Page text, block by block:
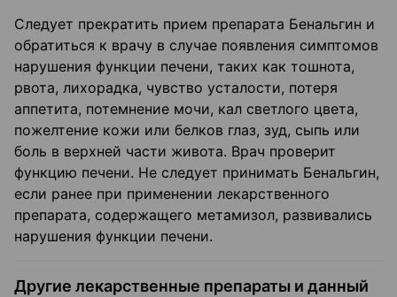
Следует прекратить прием препарата Бенальгин и
обратиться к врачу в случае появления симптомов
нарушения функции печени, таких как тошнота,
рвота, лихорадка, чувство усталости, потеря
аппетита, потемнение мочи, кал светлого цвета,
пожелтение кожи или белков глаз, зуд, сыпь или
боль в верхней части живота. Врач проверит
функцию печени. Не следует принимать Бенальгин,
если ранее при применении лекарственного
препарата, содержащего метамизол, развивались
нарушения функции печени.
Другие лекарственные препараты и данный